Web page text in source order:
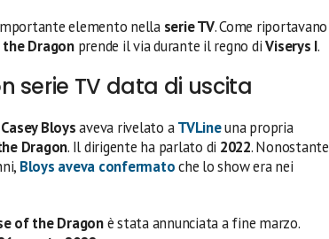
elemento nella serie TV. Come riportavano
Dragonprende il via durante il regno diViserys I.
serie TV data di uscita
Bloysaveva rivelato aTVLineuna propria
Dragon. Il dirigente ha parlato di 2022. Nonostante
Bloys aveva confermatoche lo show era nei
of the Dragonè stata annunciata a fine marzo.